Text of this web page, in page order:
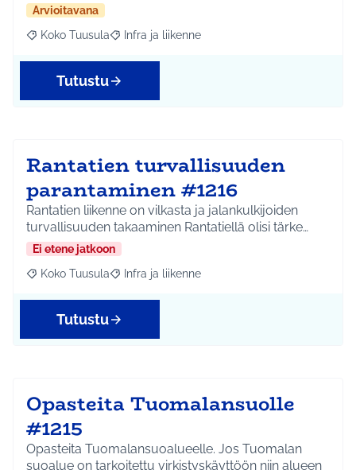
Arvioitavana
Rajaa tulokset aihepiirin mukaan: Koko Tuusula
Koko Tuusula Rajaa tulokset teeman mukaan: Infra ja liikenne
Infra ja liikenne
Tutustu
Rantatien turvallisuuden
parantaminen #1216
Rantatien liikenne on vilkasta ja jalankulkijoiden
turvallisuuden takaaminen Rantatiellä olisi tärke…
Ei etene jatkoon
Rajaa tulokset aihepiirin mukaan: Koko Tuusula
Koko Tuusula Rajaa tulokset teeman mukaan: Infra ja liikenne
Infra ja liikenne
Tutustu
Opasteita Tuomalansuolle
#1215
Opasteita Tuomalansuoalueelle. Jos Tuomalan
suoalue on tarkoitettu virkistyskäyttöön niin alueen